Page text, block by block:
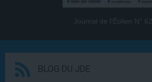
Journal de l’Éolien N° 62
BLOG DU JDE